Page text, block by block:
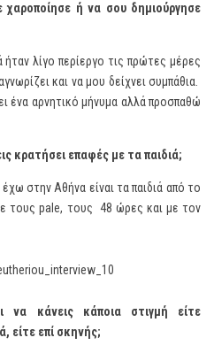
χαροποίησε ή να σου δημιούργησε
λίγο περίεργο τις πρώτες μέρες
και να μου δείχνει συμπάθια.
ένα αρνητικό μήνυμα αλλά προσπαθώ
κρατήσει επαφές με τα παιδιά;
έχω στην Αθήνα είναι τα παιδιά από το
τους pale, τους 48 ώρες και με τον
να κάνεις κάποια στιγμή είτε
είτε επί σκηνής;